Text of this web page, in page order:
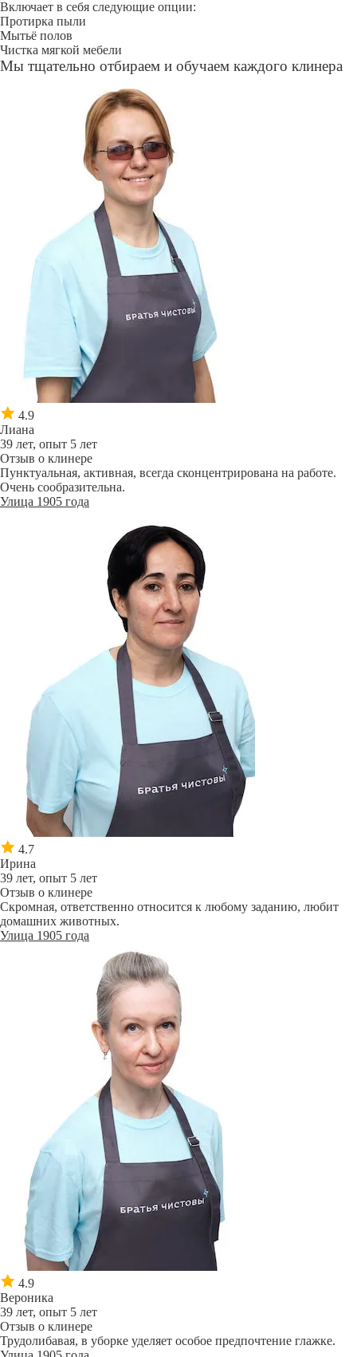
Включает в себя следующие опции:
Протирка пыли
Мытьё полов
Чистка мягкой мебели
Мы тщательно отбираем и обучаем каждого клинера
4.9
Лиана
39 лет, опыт 5 лет
Отзыв о клинере
Пунктуальная, активная, всегда сконцентрирована на работе.
Очень сообразительна.
Улица 1905 года
4.7
Ирина
39 лет, опыт 5 лет
Отзыв о клинере
Скромная, ответственно относится к любому заданию, любит
домашних животных.
Улица 1905 года
4.9
Вероника
39 лет, опыт 5 лет
Отзыв о клинере
Трудолибавая, в уборке уделяет особое предпочтение глажке.